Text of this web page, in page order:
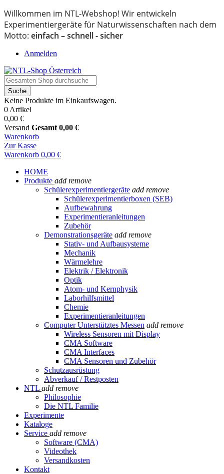
Willkommen im NTL-Webshop! Wir entwickeln
Experimentiergeräte für Naturwissenschaften nach dem
Motto: einfach – schnell - sicher
Anmelden
Suche
Keine Produkte im Einkaufswagen.
0 Artikel
0,00 €
Versand Gesamt 0,00 €
Warenkorb
Zur Kasse
Warenkorb 0,00 €
HOME
Produkte add remove
Schülerexperimentiergeräte add remove
Schülerexperimentierboxen (SEB)
Aufbewahrung
Experimentieranleitungen
Zubehör
Demonstrationsgeräte add remove
Stativ- und Aufbausysteme
Mechanik
Wärmelehre
Elektrik / Elektronik
Optik
Atom- und Kernphysik
Laborhilfsmittel
Chemie
Experimentieranleitungen
Computer Unterstütztes Messen add remove
Wireless Sensoren mit Display
CMA Software
CMA Interfaces
CMA Sensoren und Zubehör
Schutzausrüstung
Abverkauf / Restposten
NTL add remove
Philosophie
Die NTL Familie
Experimente
Kataloge
Service add remove
Software (CMA)
Videothek
Versandkosten
Kontakt